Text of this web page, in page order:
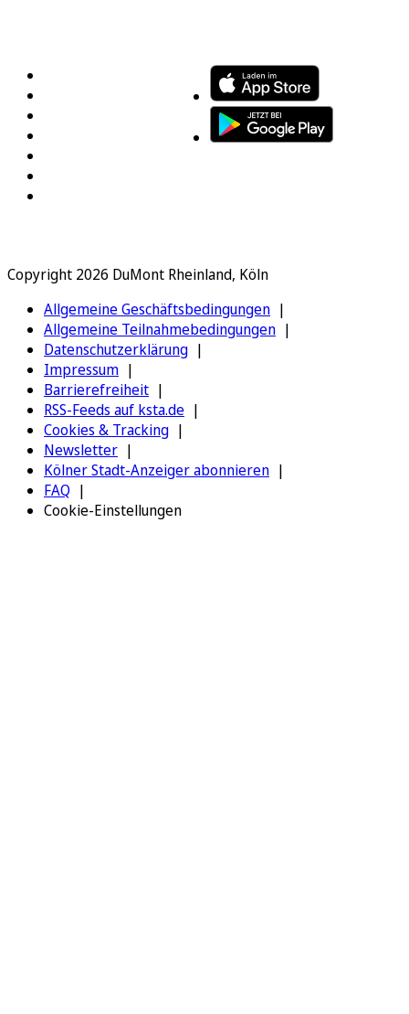
Copyright 2026 DuMont Rheinland, Köln
Allgemeine Geschäftsbedingungen
Allgemeine Teilnahmebedingungen
Datenschutzerklärung
Impressum
Barrierefreiheit
RSS-Feeds auf ksta.de
Cookies & Tracking
Newsletter
Kölner Stadt-Anzeiger abonnieren
FAQ
Cookie-Einstellungen